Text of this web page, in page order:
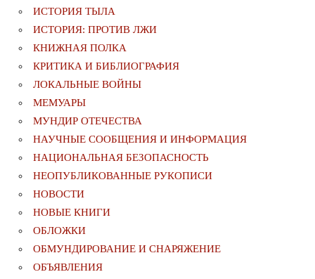
ИСТОРИЯ ТЫЛА
ИСТОРИЯ: ПРОТИВ ЛЖИ
КНИЖНАЯ ПОЛКА
КРИТИКА И БИБЛИОГРАФИЯ
ЛОКАЛЬНЫЕ ВОЙНЫ
МЕМУАРЫ
МУНДИР ОТЕЧЕСТВА
НАУЧНЫЕ СООБЩЕНИЯ И ИНФОРМАЦИЯ
НАЦИОНАЛЬНАЯ БЕЗОПАСНОСТЬ
НЕОПУБЛИКОВАННЫЕ РУКОПИСИ
НОВОСТИ
НОВЫЕ КНИГИ
ОБЛОЖКИ
ОБМУНДИРОВАНИЕ И СНАРЯЖЕНИЕ
ОБЪЯВЛЕНИЯ